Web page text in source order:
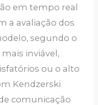
em tempo real
a avaliação dos
segundo o
inviável,
ou o alto
Kendzerski
comunicação